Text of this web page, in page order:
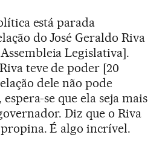
está parada
do José Geraldo Riva
Legislativa].
teve de poder [20
dele não pode
se que ela seja mais
Diz que o Riva
É algo incrível.